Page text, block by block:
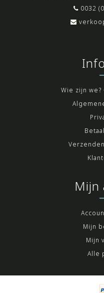
0032
Wie zijn
Mijn
Mijn
Mijn
Alle